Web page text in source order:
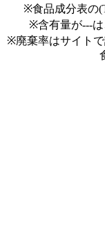
※食品成分表の
※含有量が---は
※廃棄率はサイト